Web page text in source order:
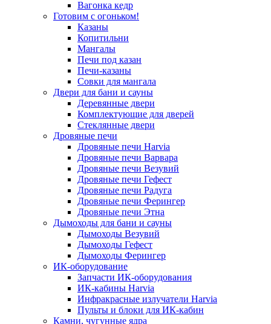
Вагонка кедр
Готовим с огоньком!
Казаны
Копитильни
Мангалы
Печи под казан
Печи-казаны
Совки для мангала
Двери для бани и сауны
Деревянные двери
Комплектующие для дверей
Стеклянные двери
Дровяные печи
Дровяные печи Harvia
Дровяные печи Варвара
Дровяные печи Везувий
Дровяные печи Гефест
Дровяные печи Радуга
Дровяные печи Ферингер
Дровяные печи Этна
Дымоходы для бани и сауны
Дымоходы Везувий
Дымоходы Гефест
Дымоходы Ферингер
ИК-оборудование
Запчасти ИК-оборудования
ИК-кабины Harvia
Инфракрасные излучатели Harvia
Пульты и блоки для ИК-кабин
Камни, чугунные ядра